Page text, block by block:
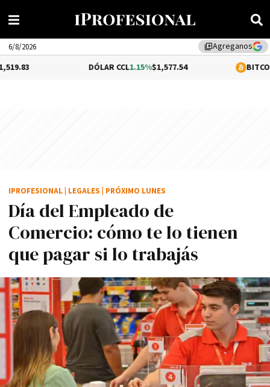
library_addAgreganos
6/8/2026
1.15%$1,577.54 -0.18%
Día del Empleado de
Comercio: cómo te lo tienen
que pagar si lo trabajás
IPROFESIONAL LEGALES PRÓXIMO LUNES